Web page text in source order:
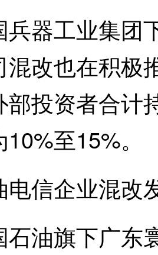
工业集团
混改也在积极
部投资者合计
至15%。
信企业混改
旗下广东